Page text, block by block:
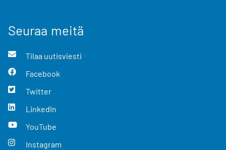
Seuraa meitä
Tilaa uutisviesti
Facebook
Twitter
LinkedIn
YouTube
Instagram